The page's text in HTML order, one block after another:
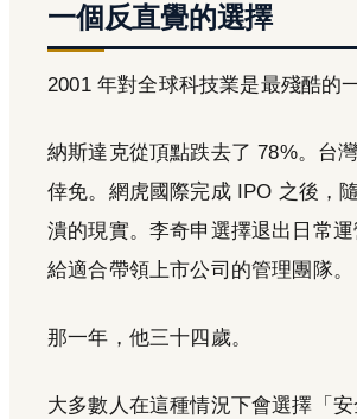
一個反直覺的選擇
2001 年對全球科技業是最殘酷的
納斯達克從頂點跌去了 78%。台
倖免。網虎國際完成 IPO 之後，
潰的現實。李奇申選擇退出日常
給適合帶領上市公司的管理團隊。
那一年，他三十四歲。
大多數人在這種情況下會選擇「